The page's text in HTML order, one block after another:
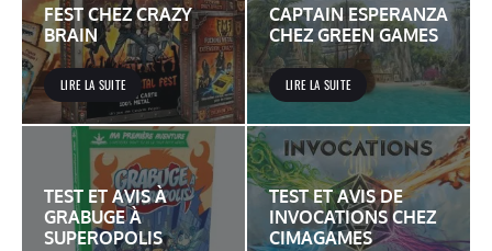
FEST CHEZ CRAZY
BRAIN
LIRE LA SUITE
CAPTAIN ESPERANZA
CHEZ GREEN GAMES
LIRE LA SUITE
TEST ET AVIS À
GRABUGE À
SUPEROPOLIS
TEST ET AVIS DE
INVOCATIONS CHEZ
CIMAGAMES